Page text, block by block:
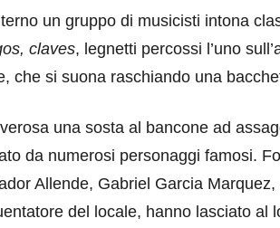
un gruppo di musicisti intona
claves, legnetti percossi l’uno
che si suona raschiando una
una sosta al bancone ad
da numerosi personaggi famosi.
Allende, Gabriel Garcia
del locale, hanno lasciato al